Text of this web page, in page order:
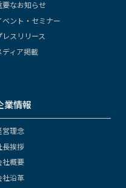
要なお知らせ
ベント・セミナー
レスリリース
ディア掲載
業情報
営理念
長挨拶
社概要
社沿革